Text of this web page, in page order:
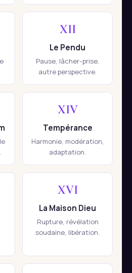
XII
Le Pendu
Pause, lâcher-prise,
autre perspective.
XIV
Tempérance
Harmonie, modération,
adaptation.
XVI
La Maison Dieu
Rupture, révélation
soudaine, libération.